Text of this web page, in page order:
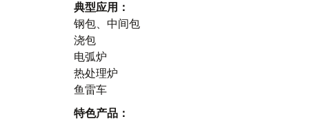
典型应用：
钢包、中间包
浇包
电弧炉
热处理炉
鱼雷车
特色产品：